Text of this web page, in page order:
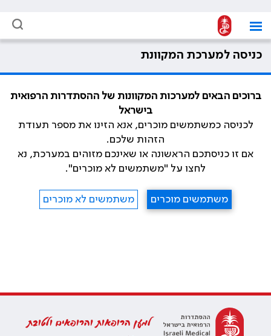
כניסה למערכת המקוונת
ברוכים הבאים למערכות המקוונות של ההסתדרות הרפואית
בישראל
לכניסה כמשתמשים מוכרים, אנא הזינו את מספר תעודת
הזהות שלכם.
אם זו כניסתכם הראשונה או שאינכם מזוהים במערכת, נא
לחצו על "משתמשים לא מוכרים".
משתמשים מוכרים משתמשים לא מוכרים
למען הרופאות והרופאים ולטובת